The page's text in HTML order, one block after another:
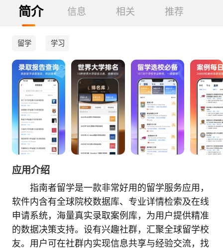
简介 信息 相关 推荐
留学 学习
应用介绍
指南者留学是一款非常好用的留学服务应用，
软件内含有全球院校数据库、专业详情检索及在线
申请系统，海量真实录取案例库，为用户提供精准
的数据决策支持。设有兴趣社群，汇聚全球留学校
友。用户可在社群内实现信息共享与经验交流，找